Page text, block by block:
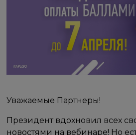
Уважаемые Партнеры!
Президент вдохновил всех
новостями на вебинаре! Но